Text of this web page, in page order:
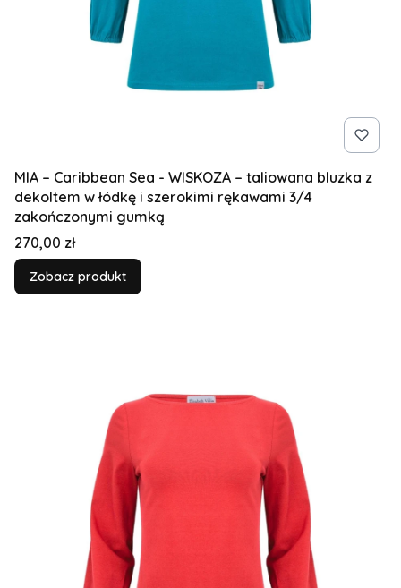
MIA – Caribbean Sea - WISKOZA – taliowana bluzka z
dekoltem w łódkę i szerokimi rękawami 3/4
zakończonymi gumką
Cena
270,00 zł
Zobacz produkt